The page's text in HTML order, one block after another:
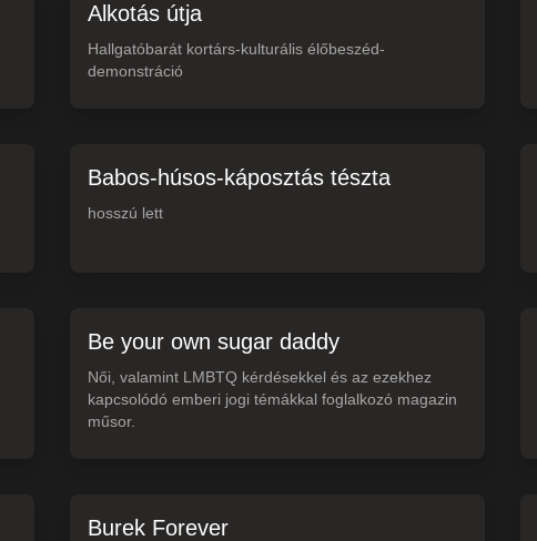
Alkotás útja
Hallgatóbarát kortárs-kulturális élőbeszéd-
demonstráció
Babos-húsos-káposztás tészta
hosszú lett
Be your own sugar daddy
Női, valamint LMBTQ kérdésekkel és az ezekhez
kapcsolódó emberi jogi témákkal foglalkozó magazin
műsor.
Burek Forever